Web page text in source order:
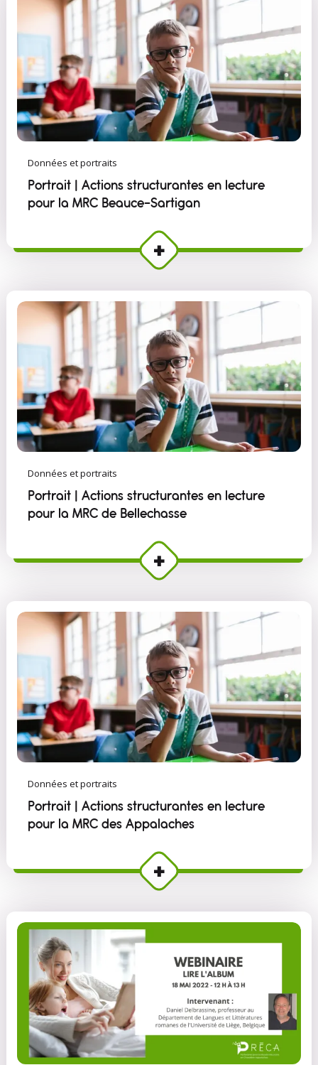
Données et portraits
Portrait | Actions structurantes en lecture
pour la MRC Beauce-Sartigan
Données et portraits
Portrait | Actions structurantes en lecture
pour la MRC de Bellechasse
Données et portraits
Portrait | Actions structurantes en lecture
pour la MRC des Appalaches